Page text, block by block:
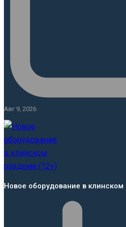
Авг 9, 2026
Новое оборудование в